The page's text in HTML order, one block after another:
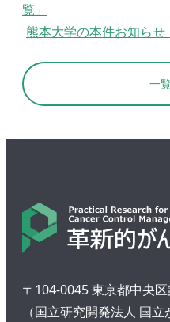
覧」
熊本大学の本件お知らせ
一
〒104-0045 東京都中央区
（国立研究開発法人 国立